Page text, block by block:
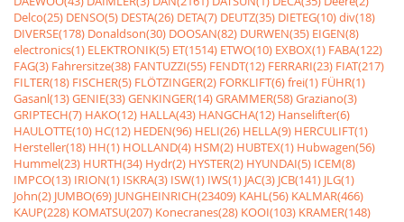
Delco(25) DENSO(5) DESTA(26) DETA(7) DEUTZ(35) DIETEG(10)div(18)
DIVERSE(178) Donaldson(30) DOOSAN(82) DURWEN(35) EIGEN(8)
electronics(1) ELEKTRONIK(5) ET(1514) ETWO(10) EXBOX(1) FABA(122)
FAG(3) Fahrersitze(38) FANTUZZI(55) FENDT(12) FERRARI(23) FIAT(217)
FILTER(18) FISCHER(5) FLÖTZINGER(2) FORKLIFT(6)frei(1) FÜHR(1)
Gasanl(13)GENIE(33)GENKINGER(14)GRAMMER(58)Graziano(3)
GRIPTECH(7) HAKO(12) HALLA(43) HANGCHA(12) Hanselifter(6)
HAULOTTE(10) HC(12) HEDEN(96) HELI(26) HELLA(9) HERCULIFT(1)
Hersteller(18) HH(1) HOLLAND(4) HSM(2) HUBTEX(1) Hubwagen(56)
Hummel(23) HURTH(34) Hydr(2) HYSTER(2) HYUNDAI(5) ICEM(8)
IMPCO(13) IRION(1) ISKRA(3) ISW(1) IWS(1) JAC(3) JCB(141) JLG(1)
John(2) JUMBO(69) JUNGHEINRICH(23409) KAHL(56) KALMAR(466)
KAUP(228) KOMATSU(207) Konecranes(28) KOOI(103) KRAMER(148)